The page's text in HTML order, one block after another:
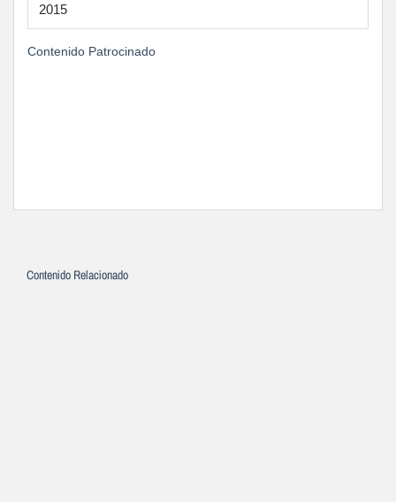
2015
Contenido Patrocinado
Contenido Relacionado